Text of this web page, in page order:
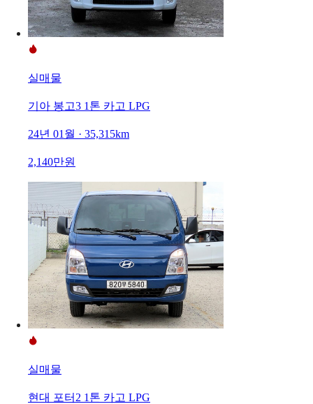
실매물
기아 봉고3 1톤 카고 LPG
24년 01월 · 35,315km
2,140만원
실매물
현대 포터2 1톤 카고 LPG